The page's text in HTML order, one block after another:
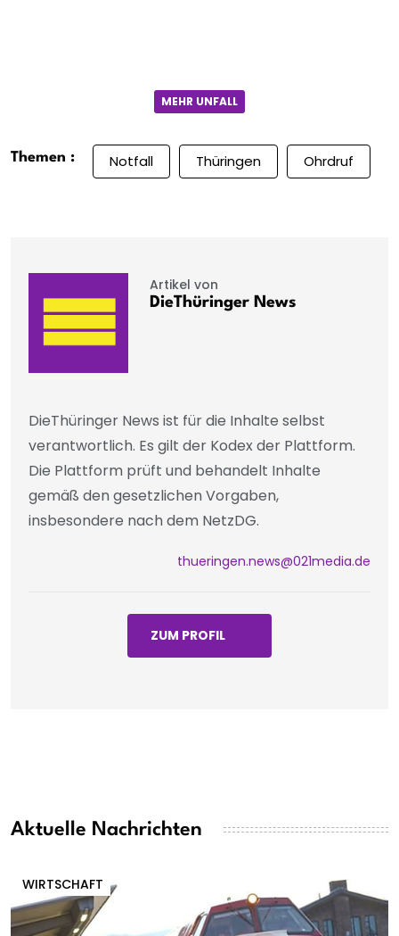
MEHR UNFALL
Themen : Notfall Thüringen Ohrdruf
Artikel von
DieThüringer News
DieThüringer News ist für die Inhalte selbst
verantwortlich. Es gilt der Kodex der Plattform.
Die Plattform prüft und behandelt Inhalte
gemäß den gesetzlichen Vorgaben,
insbesondere nach dem NetzDG.
thueringen.news@021media.de
ZUM PROFIL
Aktuelle Nachrichten
WIRTSCHAFT